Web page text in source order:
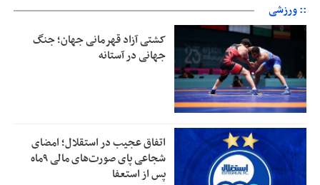
:: ورزشی
کشتی آزاد قهرمانی جهان؛ جنگ
جهانی در آستانه
اتفاق عجیب در استقلال؛ امضای
شجاعی پای صورت‌های مالی ٩ماه
پس از استعفا